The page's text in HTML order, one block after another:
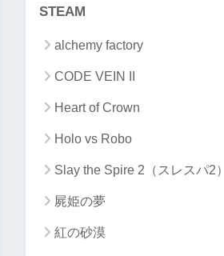
STEAM
alchemy factory
CODE VEIN II
Heart of Crown
Holo vs Robo
Slay the Spire 2（スレスパ2）
屍姫の夢
紅の砂漠